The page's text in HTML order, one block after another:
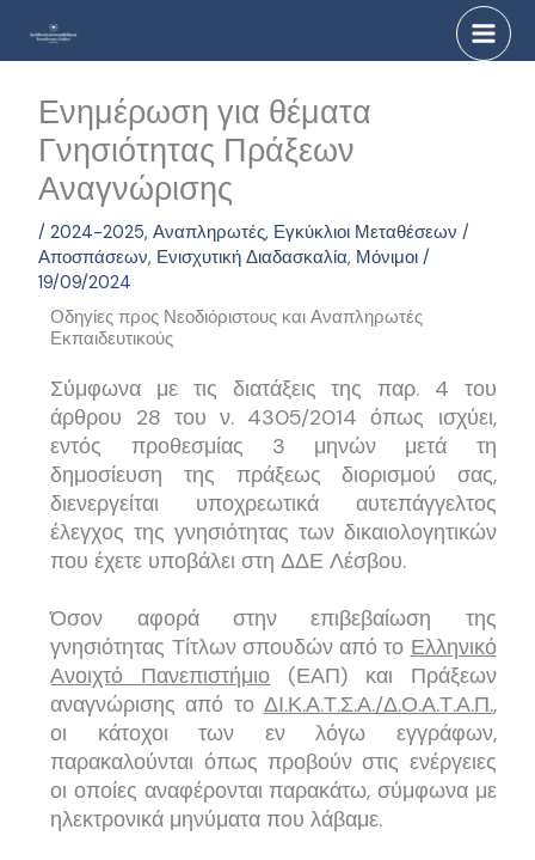
Ενημέρωση για θέματα
Γνησιότητας Πράξεων
Αναγνώρισης
/2024-2025,Αναπληρωτές, Εγκύκλιοι Μεταθέσεων /
Αποσπάσεων, Ενισχυτική Διαδασκαλία, Μόνιμοι /
19/09/2024
Οδηγίες προς Νεοδιόριστους και Αναπληρωτές
Εκπαιδευτικούς
Σύμφωνα με τις διατάξεις της παρ. 4 του
άρθρου 28 του ν. 4305/2014 όπως ισχύει,
εντός προθεσμίας 3 μηνών μετά τη
δημοσίευση της πράξεως διορισμού σας,
διενεργείται υποχρεωτικά αυτεπάγγελτος
έλεγχος της γνησιότητας των δικαιολογητικών
που έχετε υποβάλει στη ΔΔΕ Λέσβου.
Όσον αφορά στην επιβεβαίωση της
γνησιότητας Τίτλων σπουδών από το Ελληνικό
Ανοιχτό Πανεπιστήμιο (ΕΑΠ) και Πράξεων
αναγνώρισης από το ΔΙ.Κ.Α.Τ.Σ.Α./Δ.Ο.Α.Τ.Α.Π.,
οι κάτοχοι των εν λόγω εγγράφων,
παρακαλούνται όπως προβούν στις ενέργειες
οι οποίες αναφέρονται παρακάτω, σύμφωνα με
ηλεκτρονικά μηνύματα που λάβαμε.